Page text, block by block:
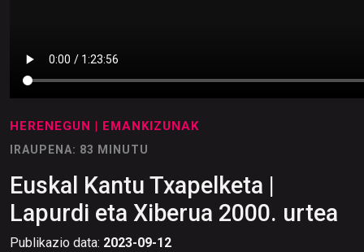
HERENEGUN | EMANKIZUNAK
IRAUPENA: 83 MINUTU
Euskal Kantu Txapelketa |
Lapurdi eta Xiberua 2000. urtea
Publikazio data: 2023-09-12